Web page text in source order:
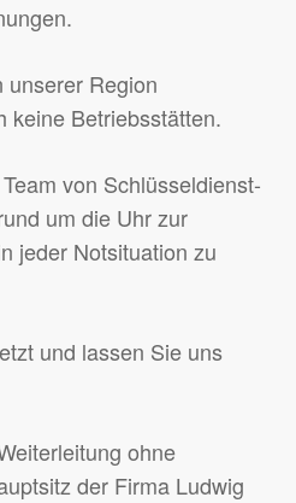
unserer Region
keine Betriebsstätten.
von Schlüsseldienst-
um die Uhr zur
jeder Notsituation zu
und lassen Sie uns
ohne
der Firma Ludwig